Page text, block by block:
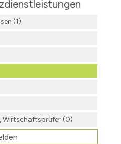
(1)
(0)